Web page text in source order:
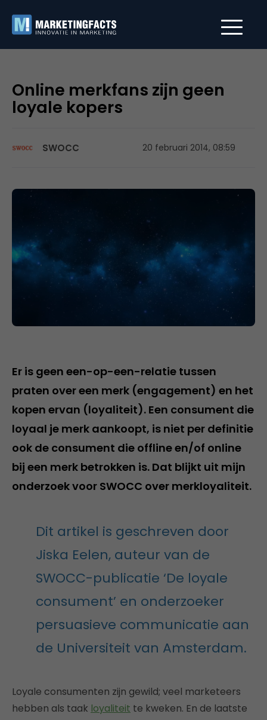
Online merkfans zijn geen
loyale kopers
SWOCC 20 februari 2014, 08:59
Er is geen een-op-een-relatie tussen
praten over een merk (engagement) en het
kopen ervan (loyaliteit). Een consument die
loyaal je merk aankoopt, is niet per definitie
ook de consument die offline en/of online
bij een merk betrokken is. Dat blijkt uit mijn
onderzoek voor SWOCC over merkloyaliteit.
Dit artikel is geschreven door
Jiska Eelen, auteur van de
SWOCC-publicatie ‘De loyale
consument’ en onderzoeker
persuasieve communicatie aan
de Universiteit van Amsterdam.
Loyale consumenten zijn gewild; veel marketeers
hebben als taak loyaliteit te kweken. En de laatste